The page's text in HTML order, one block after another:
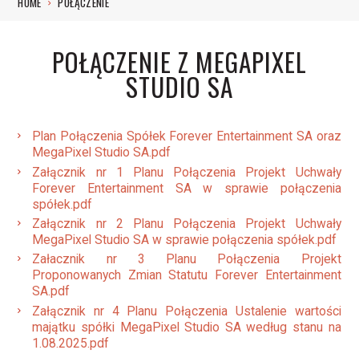
POŁĄCZENIE Z MEGAPIXEL
STUDIO SA
Plan Połączenia Spółek Forever Entertainment SA oraz
MegaPixel Studio SA.pdf
Załącznik nr 1 Planu Połączenia Projekt Uchwały
Forever Entertainment SA w sprawie połączenia
spółek.pdf
Załącznik nr 2 Planu Połączenia Projekt Uchwały
MegaPixel Studio SA w sprawie połączenia spółek.pdf
Załacznik nr 3 Planu Połączenia Projekt
Proponowanych Zmian Statutu Forever Entertainment
SA.pdf
Załącznik nr 4 Planu Połączenia Ustalenie wartości
majątku spółki MegaPixel Studio SA według stanu na
1.08.2025.pdf